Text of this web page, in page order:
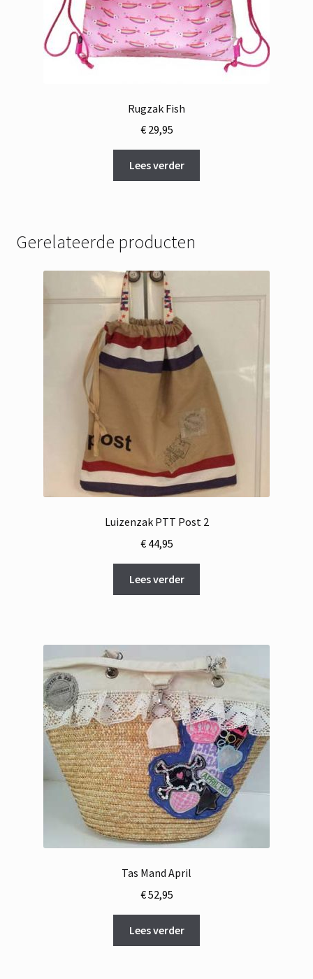
Rugzak Fish
€29,95
Lees verder
Gerelateerde producten
Luizenzak PTT Post 2
€44,95
Lees verder
Tas Mand April
€52,95
Lees verder